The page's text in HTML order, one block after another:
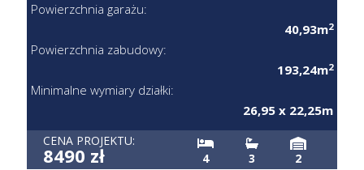
Powierzchnia garażu:
40,93m2
Powierzchnia zabudowy:
193,24m2
Minimalne wymiary działki:
26,95 x 22,25m
CENA PROJEKTU:
8490 zł 4 3 2